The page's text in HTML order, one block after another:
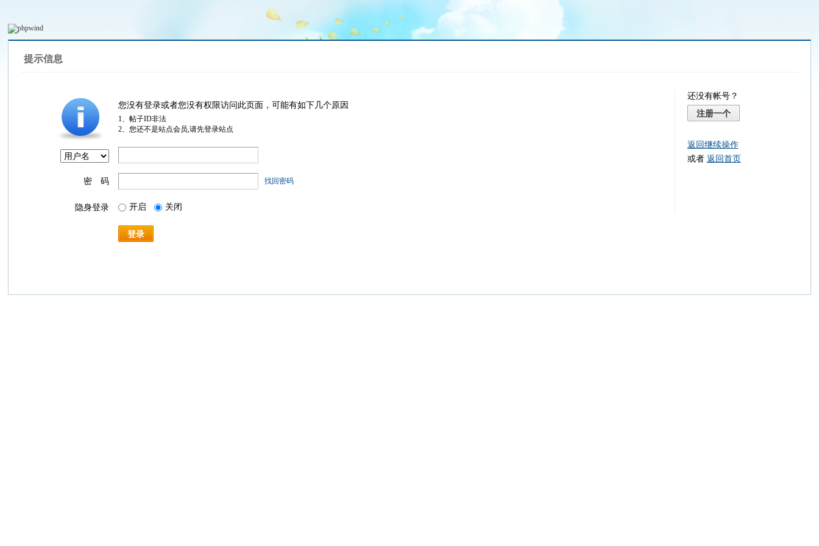
提示信息
您没有登录或者您没有权限访问此页面，可能有如下几个原因
1、帖子ID非法
2、您还不是站点会员,请先登录站点
密 码 找回密码
隐身登录 开启 关闭
登录
还没有帐号？
注册一个
返回继续操作
或者 返回首页